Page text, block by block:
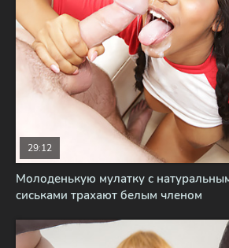
Молоденькую мулатку с
сиськами трахают белым членом
29:12